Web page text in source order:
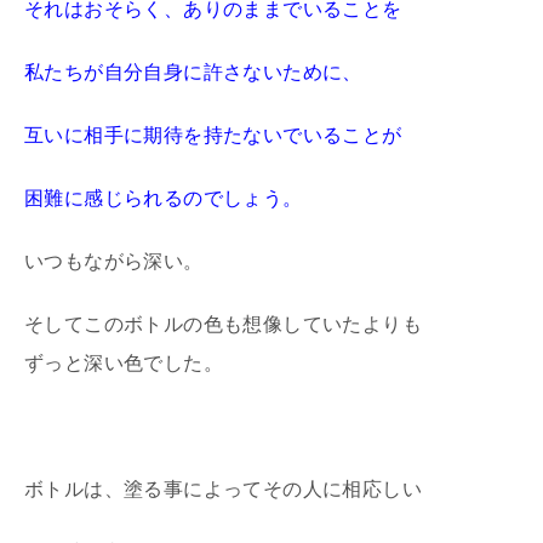
それはおそらく、ありのままでいることを
私たちが自分自身に許さないために、
互いに相手に期待を持たないでいることが
困難に感じられるのでしょう。
いつもながら深い。
そしてこのボトルの色も想像していたよりも
ずっと深い色でした。
ボトルは、塗る事によってその人に相応しい